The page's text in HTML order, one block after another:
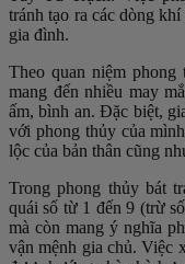
tránh tạo ra các dòng
gia đình.
Theo quan niệm
mang đến nhiều may
ấm, bình an. Đặc biệt,
với phong thủy của
lộc của bản thân cũng
Trong phong thủy bát
quái số từ 1 đến 9 (trừ
mà còn mang ý nghĩa
vận mệnh gia chủ. Việc